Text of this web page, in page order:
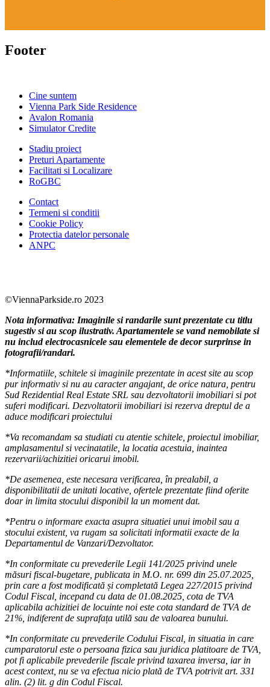
Footer
Cine suntem
Vienna Park Side Residence
Avalon Romania
Simulator Credite
Stadiu proiect
Preturi Apartamente
Facilitati si Localizare
RoGBC
Contact
Termeni si conditii
Cookie Policy
Protectia datelor personale
ANPC
©ViennaParkside.ro 2023
Nota informativa: Imaginile si randarile sunt prezentate cu titlu
sugestiv si au scop ilustrativ. Apartamentele se vand nemobilate si
nu includ electrocasnicele sau elementele de decor surprinse in
fotografii/randari.
*Informatiile, schitele si imaginile prezentate in acest site au scop
pur informativ si nu au caracter angajant, de orice natura, pentru
Sud Rezidential Real Estate SRL sau dezvoltatorii imobiliari si pot
suferi modificari. Dezvoltatorii imobiliari isi rezerva dreptul de a
aduce modificari proiectului
*Va recomandam sa studiati cu atentie schitele, proiectul imobiliar,
amplasamentul si vecinatatile, la locatia acestuia, inaintea
rezervarii/achizitiei oricarui imobil.
*De asemenea, este necesara verificarea, în prealabil, a
disponibilitatii de unitati locative, ofertele prezentate fiind oferite
doar in limita stocului disponibil la un moment dat.
*Pentru o informare exacta asupra situatiei unui imobil sau a
stocului existent, va rugam sa solicitati informatii exacte de la
Departamentul de Vanzari/Dezvoltator.
*In conformitate cu prevederile Legii 141/2025 privind unele
măsuri fiscal-bugetare, publicata in M.O. nr. 699 din 25.07.2025,
prin care a fost modificată și completată Legea 227/2015 privind
Codul Fiscal, incepand cu data de 01.08.2025, cota de TVA
aplicabila achizitiei de locuinte noi este cota standard de TVA de
21%, indiferent de suprafața utilă sau de valoarea bunului.
*In conformitate cu prevederile Codului Fiscal, in situatia in care
cumparatorul este o persoana fizica sau juridica platitoare de TVA,
pot fi aplicabile prevederile fiscale privind taxarea inversa, iar in
acest context, nu se va efectua nicio plată de TVA potrivit art. 331
alin. (2) lit. g din Codul Fiscal.